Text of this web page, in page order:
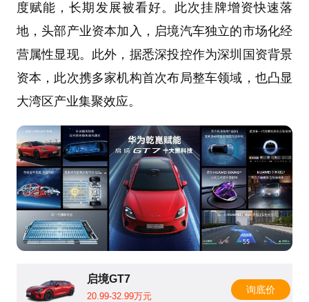
度赋能，长期发展被看好。此次挂牌增资快速落
地，头部产业资本加入，启境汽车独立的市场化经
营属性显现。此外，据悉深投控作为深圳国资背景
资本，此次携多家机构首次布局整车领域，也凸显
大湾区产业集聚效应。
启境GT7
20.99-32.99万元
询底价